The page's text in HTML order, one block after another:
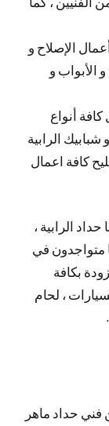
الإصلاح و
الأبواب و
أنواع
الرابية
كافة اعمال
الرابية ،
، كما أننا متواجدون في
بكافة
، لحام
حداد ماهر